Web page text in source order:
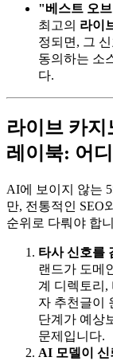
"베스트 오
최고의 라이
정되면, 그
동의하는 소
다.
라이브 카
레이북: 어
AI에 보이지 않는
만, 전통적인 SEO
순위로 다뤄야 합
타사 신호를
랜드가 도메
계 디렉토리,
자 추천글이
단계가 예상
문제입니다.
AI 모델이 신